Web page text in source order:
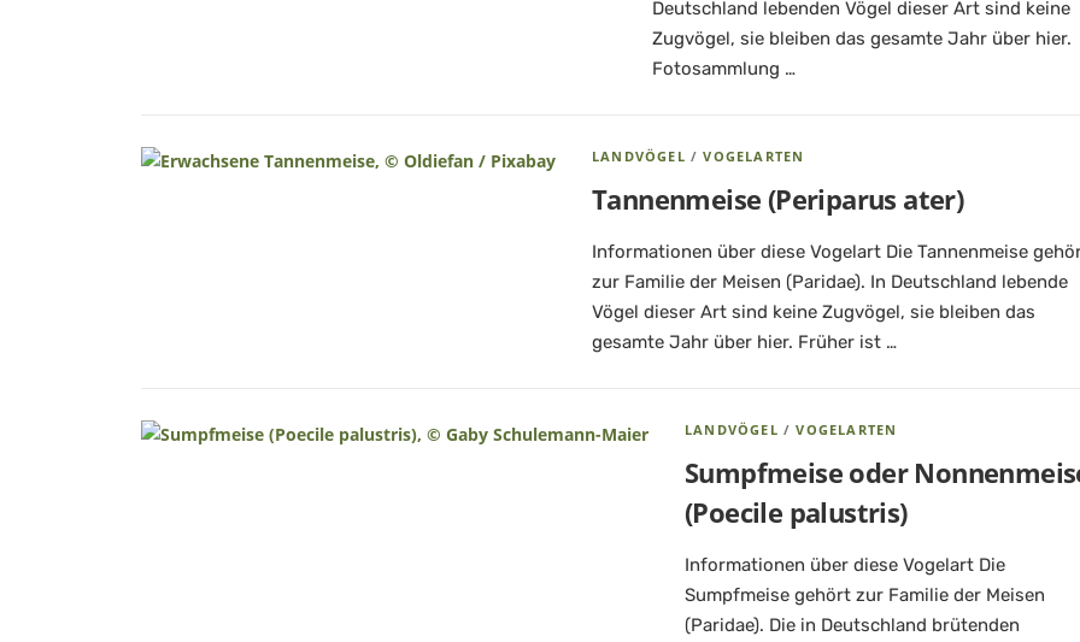
Deutschland lebenden Vögel dieser Art sind keine
Zugvögel, sie bleiben das gesamte Jahr über hier.
Fotosammlung …
LANDVÖGEL /VOGELARTEN
Tannenmeise (Periparus ater)
Informationen über diese Vogelart Die Tannenmeise
zur Familie der Meisen (Paridae). In Deutschland lebende
Vögel dieser Art sind keine Zugvögel, sie bleiben das
gesamte Jahr über hier. Früher ist …
LANDVÖGEL /VOGELARTEN
Sumpfmeise oder
(Poecile palustris)
Informationen über diese Vogelart Die
Sumpfmeise gehört zur Familie der Meisen
(Paridae). Die in Deutschland brütenden